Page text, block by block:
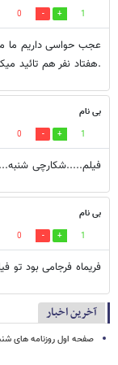
1
0
عجب حواسی داریم ما
.هفتاد نفر هم تائید
بی نام
1
0
فیلم.....شکارچی
بی نام
1
0
فریماه فرجامی بود تو
آخرین اخبار
صفحه اول روزنامه های شنبه 17مرداد